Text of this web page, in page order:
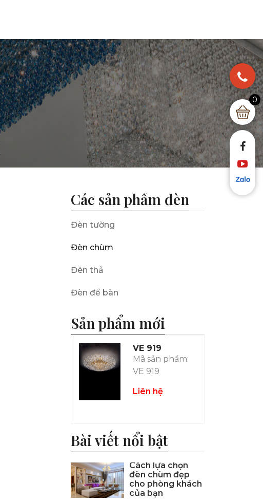
Các sản phẩm đèn
Đèn tường
Đèn chùm
Đèn thả
Đèn để bàn
Sản phẩm mới
VE 919
Mã sản phẩm:
VE 919
Liên hệ
Bài viết nổi bật
Cách lựa chọn
đèn chùm đẹp
cho phòng khách
của bạn
0